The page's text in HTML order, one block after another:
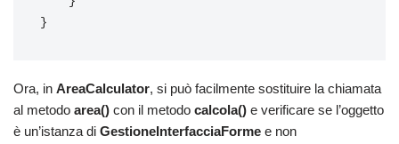
}
Ora, in AreaCalculator, si può facilmente sostituire la chiamata
al metodo area() con il metodo calcola() e verificare se l’oggetto
è un’istanza di GestioneInterfacciaForme e non